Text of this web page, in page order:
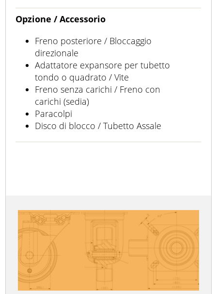
Opzione / Accessorio
Freno posteriore / Bloccaggio
direzionale
Adattatore expansore per tubetto
tondo o quadrato / Vite
Freno senza carichi / Freno con
carichi (sedia)
Paracolpi
Disco di blocco / Tubetto Assale